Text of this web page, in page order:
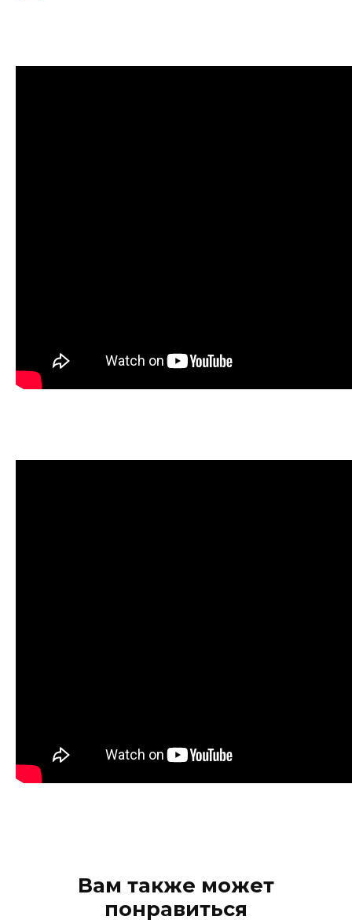
Вам также может
понравиться